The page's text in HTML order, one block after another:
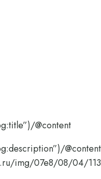
@content
@content
img/07e8/08/04/